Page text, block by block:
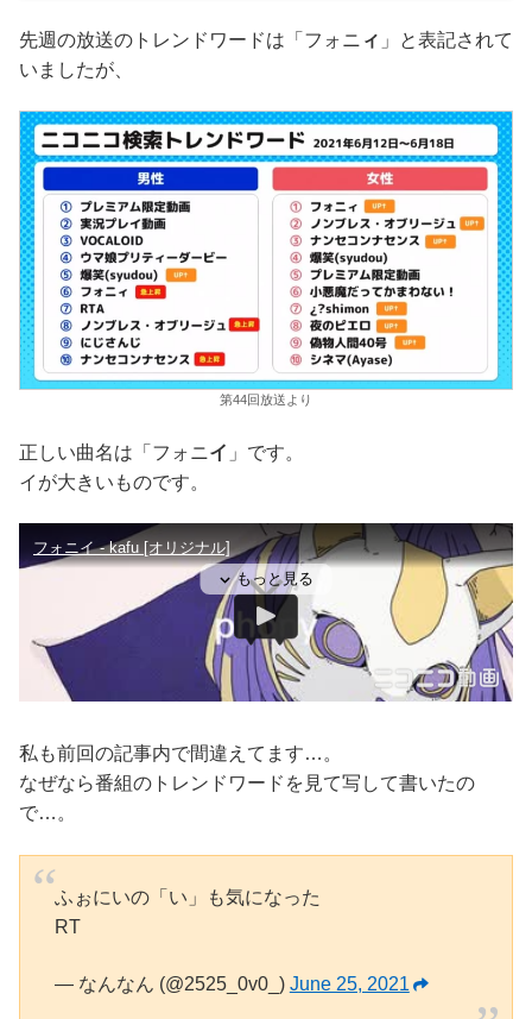
先週の放送のトレンドワードは「フォニ ィ 」と表記されて
いましたが、
第44回放送より
正しい曲名は「フォニイ 」です。
イが大きいものです。
私も前回の記事内で間違えてます…。
なぜなら番組のトレンドワードを見て写して書いたの
で…。
ふぉにいの「い」も気になった
RT
— なんなん (@2525_0v0_) June 25, 2021